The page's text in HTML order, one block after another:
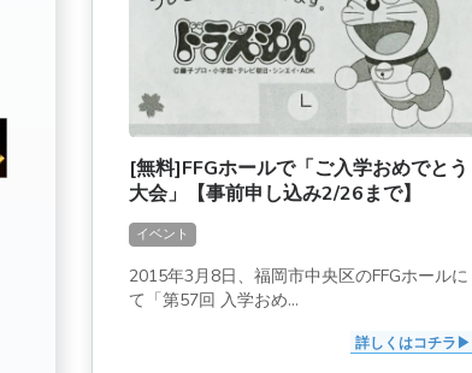
[無料]FFGホールで「ご入学おめでとう
大会」【事前申し込み2/26まで】
イベント
2015年3月8日、福岡市中央区のFFGホールに
て「第57回 入学おめ...
詳しくはコチラ